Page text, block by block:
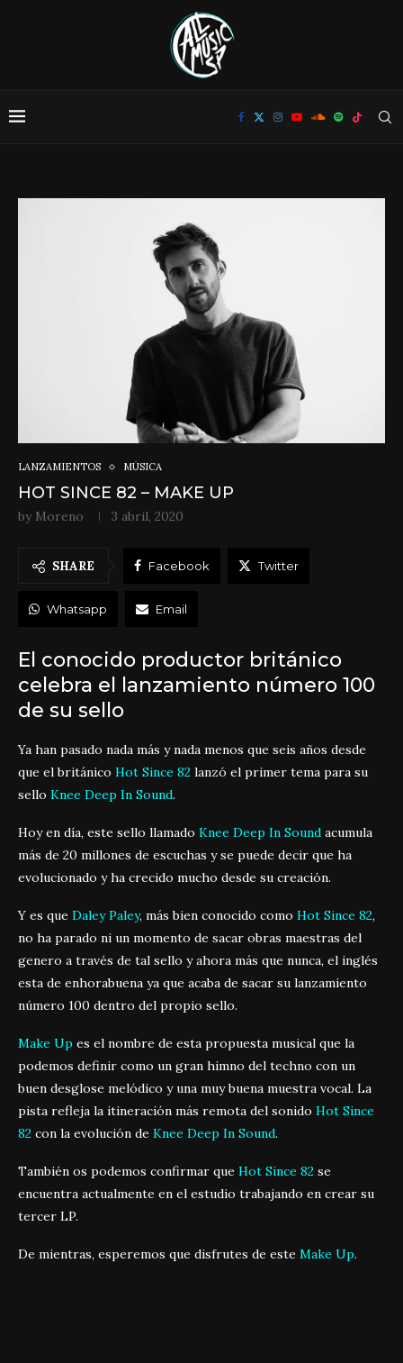
LANZAMIENTOS MÚSICA
HOT SINCE 82 – MAKE UP
by Moreno 3 abril, 2020
SHARE Facebook Twitter
Whatsapp Email
El conocido productor británico
celebra el lanzamiento número 100
de su sello
Ya han pasado nada más y nada menos que seis años desde
que el británico Hot Since 82 lanzó el primer tema para su
sello Knee Deep In Sound.
Hoy en día, este sello llamado Knee Deep In Sound acumula
más de 20 millones de escuchas y se puede decir que ha
evolucionado y ha crecido mucho desde su creación.
Y es que Daley Paley, más bien conocido como Hot Since 82,
no ha parado ni un momento de sacar obras maestras del
genero a través de tal sello y ahora más que nunca, el inglés
esta de enhorabuena ya que acaba de sacar su lanzamiento
número 100 dentro del propio sello.
Make Up es el nombre de esta propuesta musical que la
podemos definir como un gran himno del techno con un
buen desglose melódico y una muy buena muestra vocal. La
pista refleja la itineración más remota del sonido Hot Since
82 con la evolución de Knee Deep In Sound.
También os podemos confirmar que Hot Since 82 se
encuentra actualmente en el estudio trabajando en crear su
tercer LP.
De mientras, esperemos que disfrutes de este Make Up.